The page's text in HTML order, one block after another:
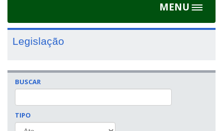
MENU
Toggle
Legislação
BUSCAR
TIPO